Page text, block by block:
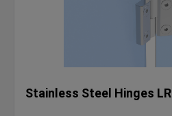
Stainless Steel Hinges LR